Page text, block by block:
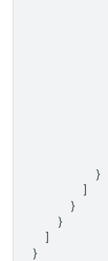
}
]
}
}
]
}